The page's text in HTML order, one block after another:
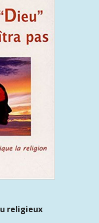
religieux